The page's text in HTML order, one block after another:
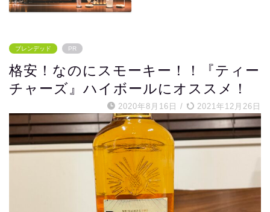
ブレンデッド PR
格安！なのにスモーキー！！『ティー
チャーズ』ハイボールにオススメ！
2020年8月16日 / 2021年12月26日